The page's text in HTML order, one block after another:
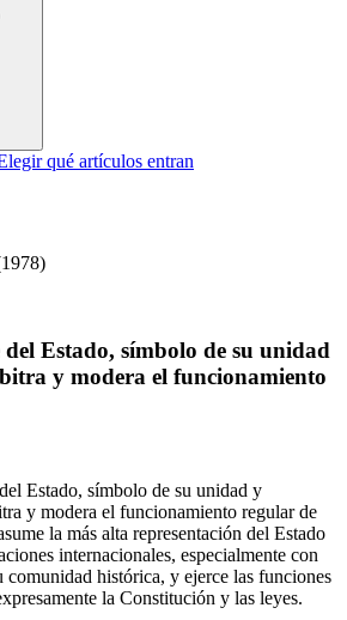
qué artículos entran
del Estado, símbolo de su unidad
y modera el funcionamiento
Estado, símbolo de su unidad y
y modera el funcionamiento regular de
la más alta representación del Estado
internacionales, especialmente con
comunidad histórica, y ejerce las funciones
la Constitución y las leyes.